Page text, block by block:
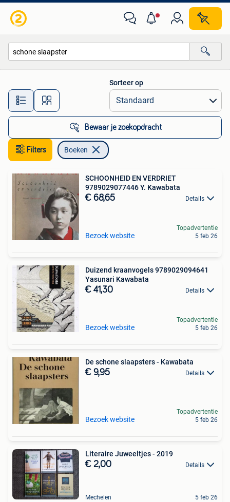
Alle afstanden…
Sorteer op
Bewaar je zoekopdracht
Filters Boeken
SCHOONHEID EN VERDRIET
9789029077446 Y. Kawabata
€ 68,65 Details
Bezoek website
Topadvertentie
5 feb 26
Duizend kraanvogels 9789029094641
Yasunari Kawabata
€ 41,30 Details
Bezoek website
Topadvertentie
5 feb 26
De schone slaapsters - Kawabata
€ 9,95 Details
Bezoek website
Topadvertentie
5 feb 26
Literaire Juweeltjes - 2019
€ 2,00 Details
Mechelen 5 feb 26